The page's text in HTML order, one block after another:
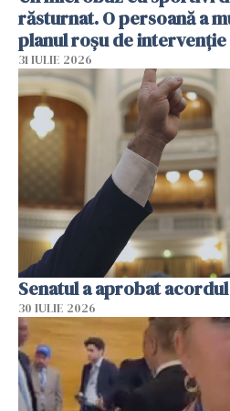
răsturnat. O persoană a
planul roșu de intervenție
31 IULIE 2026
Senatul a aprobat acordul
30 IULIE 2026